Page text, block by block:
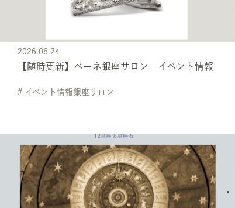
2026.06.24
【随時更新】ベーネ銀座サロン イベント情報
# イベント情報銀座サロン